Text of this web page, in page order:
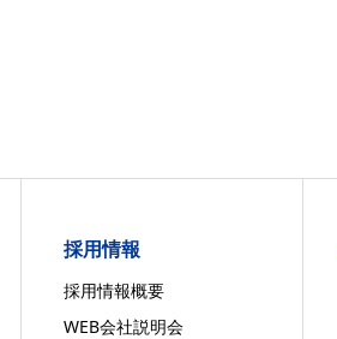
採用情報
採用情報概要
WEB会社説明会